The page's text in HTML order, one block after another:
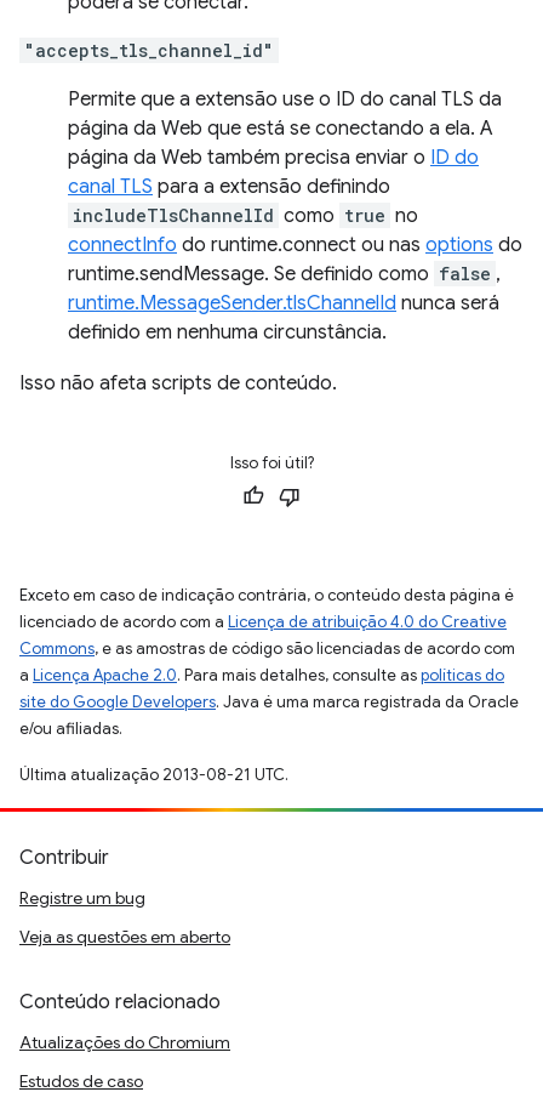
"accepts_tls_channel_id"
Permite que a extensão use o ID do canal TLS da
página da Web que está se conectando a ela. A
página da Web também precisa enviar o ID do
canal TLS para a extensão definindo
includeTlsChannelId como true no
connectInfo do runtime.connect ou nas options do
runtime.sendMessage. Se definido como false ,
runtime.MessageSender.tlsChannelId nunca será
definido em nenhuma circunstância.
Isso não afeta scripts de conteúdo.
Isso foi útil?
Exceto em caso de indicação contrária, o conteúdo desta página é
licenciado de acordo com a Licença de atribuição 4.0 do Creative
Commons, e as amostras de código são licenciadas de acordo com
a Licença Apache 2.0. Para mais detalhes, consulte aspolíticas do
site do Google Developers. Java é uma marca registrada da Oracle
e/ou afiliadas.
Última atualização 2013-08-21 UTC.
Contribuir
Registre um bug
Veja as questões em aberto
Conteúdo relacionado
Atualizações do Chromium
Estudos de caso